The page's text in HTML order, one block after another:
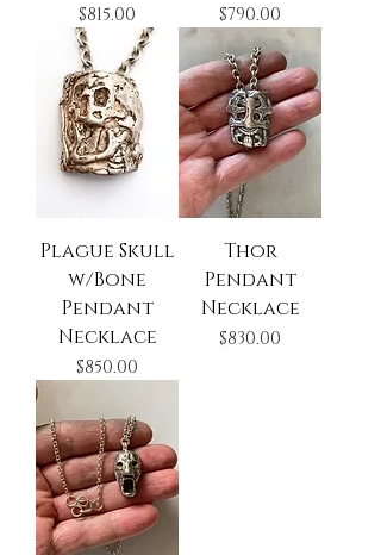
Precio
$815.00 Precio
$790.00
Plague Skull
w/Bone
Pendant
Necklace
Precio
$850.00
Thor
Pendant
Necklace
Precio
$830.00